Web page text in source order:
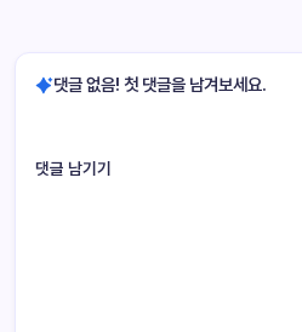
댓글 없음! 첫 댓글을 남겨보세요.
댓글 남기기